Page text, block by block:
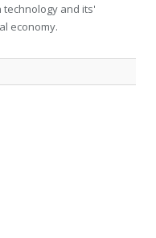
technology and its'
economy.